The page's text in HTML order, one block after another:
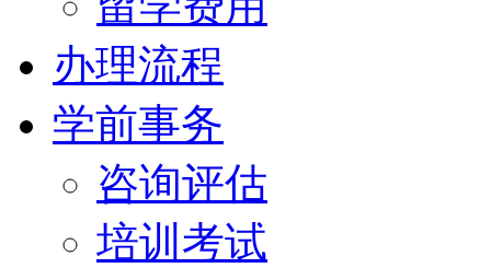
办理流程
学前事务
咨询评估
培训考试